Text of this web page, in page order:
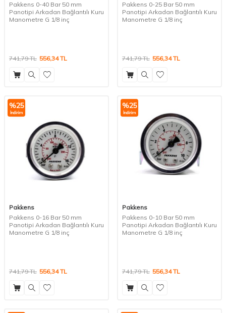
Pakkens 0-40 Bar 50 mm
Panotipi Arkadan Bağlantılı Kuru
Manometre G 1/8 inç
741,79TL 556,34TL
Pakkens 0-25 Bar 50 mm
Panotipi Arkadan Bağlantılı Kuru
Manometre G 1/8 inç
741,79TL 556,34TL
%25
İndirim
Pakkens
Pakkens 0-16 Bar 50 mm
Panotipi Arkadan Bağlantılı Kuru
Manometre G 1/8 inç
741,79TL 556,34TL
%25
İndirim
Pakkens
Pakkens 0-10 Bar 50 mm
Panotipi Arkadan Bağlantılı Kuru
Manometre G 1/8 inç
741,79TL 556,34TL